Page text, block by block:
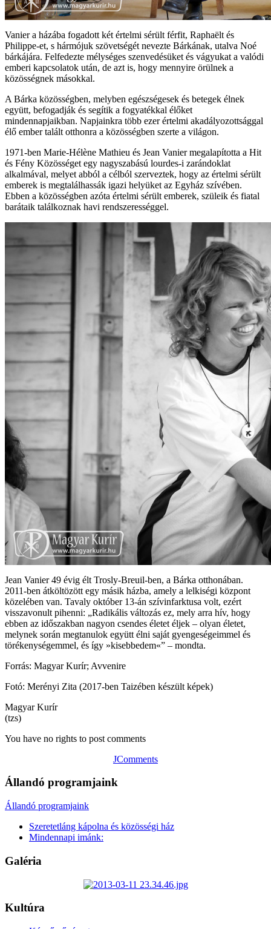
Vanier a házába fogadott két értelmi sérült férfit, Raphaëlt és
Philippe-et, s hármójuk szövetségét nevezte Bárkának, utalva Noé
bárkájára. Felfedezte mélységes szenvedésüket és vágyukat a valódi
emberi kapcsolatok után, de azt is, hogy mennyire örülnek a
közösségnek másokkal.
A Bárka közösségben, melyben egészségesek és betegek élnek
együtt, befogadják és segítik a fogyatékkal élőket
mindennapjaikban. Napjainkra több ezer értelmi akadályozottsággal
élő ember talált otthonra a közösségben szerte a világon.
1971-ben Marie-Hélène Mathieu és Jean Vanier megalapította a Hit
és Fény Közösséget egy nagyszabású lourdes-i zarándoklat
alkalmával, melyet abból a célból szerveztek, hogy az értelmi sérült
emberek is megtalálhassák igazi helyüket az Egyház szívében.
Ebben a közösségben azóta értelmi sérült emberek, szüleik és fiatal
barátaik találkoznak havi rendszerességgel.
Jean Vanier 49 évig élt Trosly-Breuil-ben, a Bárka otthonában.
2011-ben átköltözött egy másik házba, amely a lelkiségi központ
közelében van. Tavaly október 13-án szívinfarktusa volt, ezért
visszavonult pihenni: „Radikális változás ez, mely arra hív, hogy
ebben az időszakban nagyon csendes életet éljek – olyan életet,
melynek során megtanulok együtt élni saját gyengeségeimmel és
törékenységemmel, és így »kisebbedem«” – mondta.
Forrás: Magyar Kurír; Avvenire
Fotó: Merényi Zita (2017-ben Taizében készült képek)
Magyar Kurír
(tzs)
You have no rights to post comments
JComments
Állandó programjaink
Állandó programjaink
Szeretetláng kápolna és közösségi ház
Mindennapi imánk:
Galéria
Kultúra